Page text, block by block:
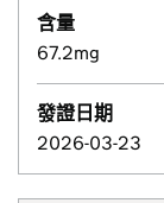
含量
67.2mg
發證日期
2026-03-23